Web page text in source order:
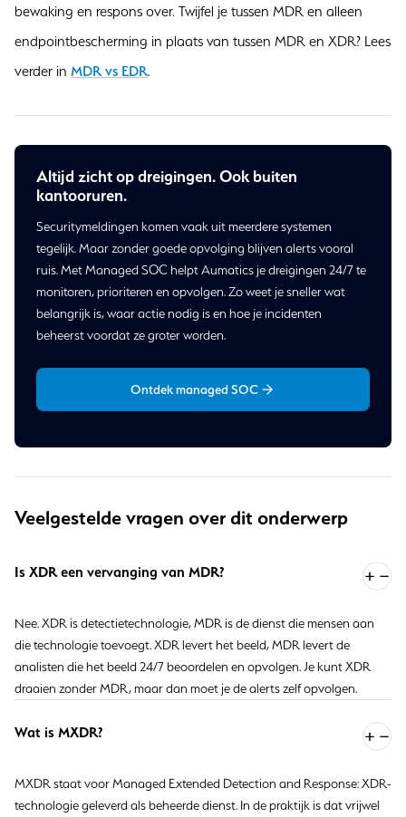
bewaking en respons over. Twijfel je tussen MDR en alleen
endpointbescherming in plaats van tussen MDR en XDR? Lees
verder in MDR vs EDR.
Altijd zicht op dreigingen. Ook buiten
kantooruren.
Securitymeldingen komen vaak uit meerdere systemen
tegelijk. Maar zonder goede opvolging blijven alerts vooral
ruis. Met Managed SOC helpt Aumatics je dreigingen 24/7 te
monitoren, prioriteren en opvolgen. Zo weet je sneller wat
belangrijk is, waar actie nodig is en hoe je incidenten
beheerst voordat ze groter worden.
Ontdek managed SOC
Veelgestelde vragen over dit onderwerp
Is XDR een vervanging van MDR?
Nee. XDR is detectietechnologie, MDR is de dienst die mensen aan
die technologie toevoegt. XDR levert het beeld, MDR levert de
analisten die het beeld 24/7 beoordelen en opvolgen. Je kunt XDR
draaien zonder MDR, maar dan moet je de alerts zelf opvolgen.
Wat is MXDR?
MXDR staat voor Managed Extended Detection and Response: XDR-
technologie geleverd als beheerde dienst. In de praktijk is dat vrijwel